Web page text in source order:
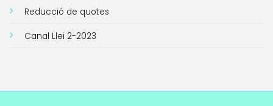
Reducció de quotes
Canal Llei 2-2023